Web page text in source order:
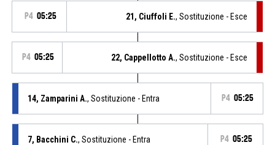
P4 05:25 21, Ciuffoli E., Sostituzione - Esce
P4 05:25 22, Cappellotto A., Sostituzione - Esce
14, Zamparini A., Sostituzione - Entra P4 05:25
7, Bacchini C., Sostituzione - Entra P4 05:25